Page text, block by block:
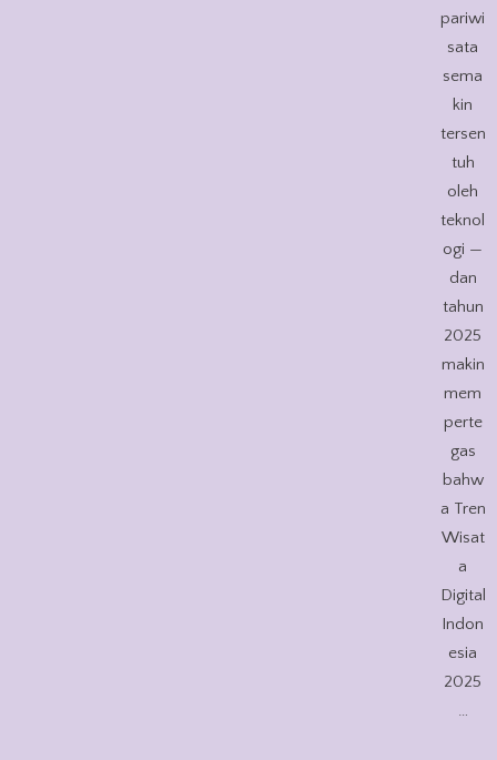
pariwi
sata
sema
kin
tersen
tuh
oleh
teknol
ogi —
dan
tahun
2025
makin
mem
perte
gas
bahw
a Tren
Wisat
a
Digital
Indon
esia
2025
…